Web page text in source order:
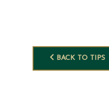
BACK TO TIPS